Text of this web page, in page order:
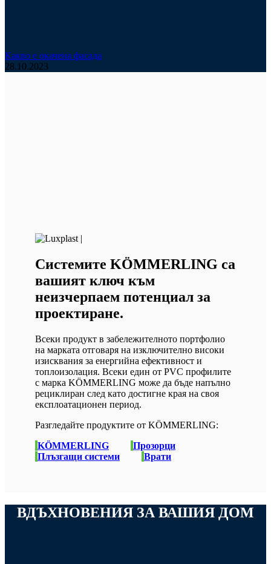
Какво е окачена фасада
28.10.2023
Системите KÖMMERLING са
вашият ключ към
неизчерпаем потенциал за
проектиране.
Всеки продукт в забележителното портфолио
на марката отговаря на изключително високи
изисквания за енергийна ефективност и
топлоизолация. Всеки един от PVC профилите
с марка KÖMMERLING може да бъде напълно
рециклиран след като достигне края на своя
експлоатационен период.
Разгледайте продуктите от KÖMMERLING:
KÖMMERLING
Прозорци
Плъзгащи системи
Врати
ВДЪХНОВЕНИЯ ЗА ВАШИЯ ДОМ